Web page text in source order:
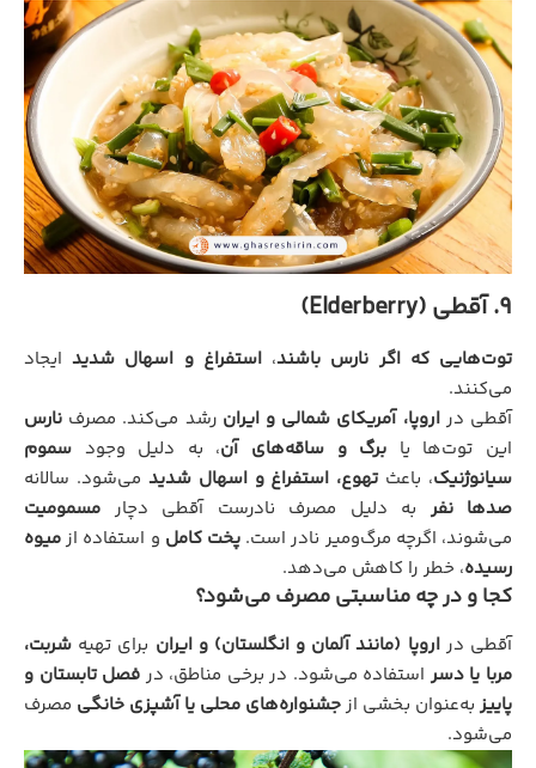
9. آقطی (Elderberry)
توت‌هایی که اگر نارس باشند،استفراغ و اسهال شدیدایجاد
می‌کنند.
آقطی دراروپا، آمریکای شمالی و ایران رشد می‌کند. مصرف نارس
این توت‌ها یا برگ و ساقه‌های آن، به دلیل وجود سموم
سیانوژنیک، باعث تهوع، استفراغ و اسهال شدید می‌شود. سالانه
صدها نفر به دلیل مصرف نادرست آقطی دچار مسمومیت
می‌شوند، اگرچه مرگ‌ومیر نادر است. پخت کامل و استفاده از میوه
رسیده، خطر را کاهش می‌دهد.
کجا و در چه مناسبتی مصرف می‌شود؟
آقطی دراروپا (مانند آلمان و انگلستان) و ایران برای تهیه شربت،
مربا یا دسر استفاده می‌شود. در برخی مناطق، در فصل تابستان و
پاییز به‌عنوان بخشی ازجشنواره‌های محلی یا آشپزی خانگی مصرف
می‌شود.